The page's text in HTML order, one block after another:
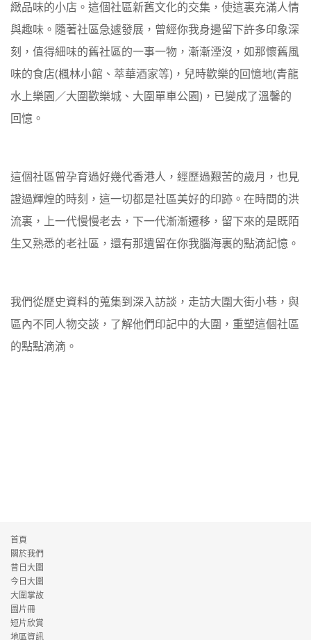
緻品味的小店。這個社區新舊文化的交集，使這裏充滿人情
與趣味。隨著社區急遽發展，曾經你我身邊留下許多印象深
刻，值得細味的舊社區的一事一物，漸漸湮沒，如那懷舊風
味的食店(楓林小館、萃華酒家等)，兒時歡樂的回憶地(青龍
水上樂園／大圍歡樂城、大圍單車公園)，已變成了溫馨的
回憶。
這個社區曾孕育過好幾代香港人，經歷過艱苦的歲月，也見
證過輝煌的時刻，這一切都是社區美好的印跡。在時間的洪
流裏，上一代慢慢老去，下一代漸漸遷移，留下來的是既陌
生又熟悉的老社區，還有那遺留在你我腦海裏的點滴記憶。
我們從歷史資料的蒐集到深入訪談，走訪大圍大街小巷，與
區內不同人物交談，了解他們印記中的大圍，重塑這個社區
的點點滴滴。
首頁
關於我們
昔日大圍
今日大圍
大圍掌故
圖片冊
短片欣賞
地區資訊